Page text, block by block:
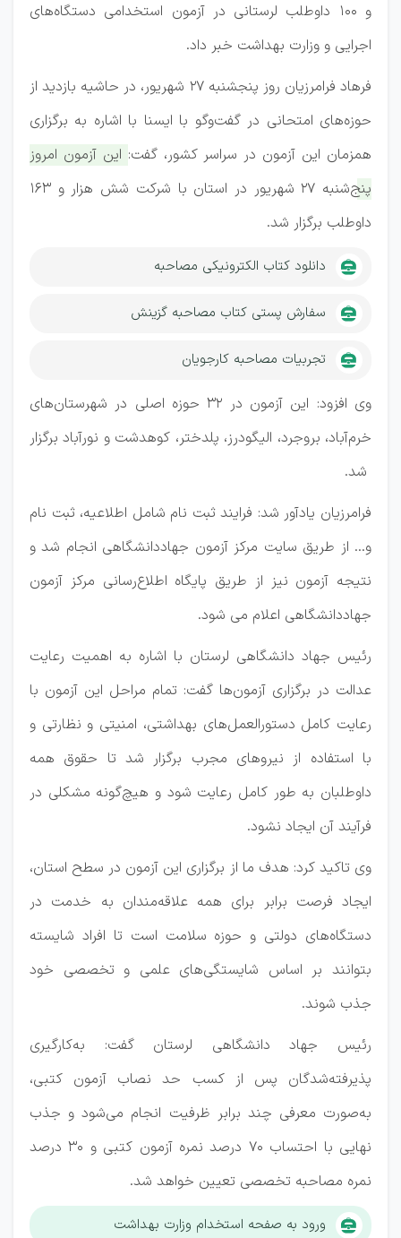
و ۱۰۰ داوطلب لرستانی در آزمون استخدامی دستگاه‌های
اجرایی و وزارت بهداشت خبر داد.
فرهاد فرامرزیان روز پنجشنبه ۲۷ شهریور، در حاشیه بازدید از
حوزه‌های امتحانی در گفت‌وگو با ایسنا با اشاره به برگزاری
همزمان این آزمون در سراسر کشور، گفت: این آزمون امروز
پنج‌شنبه ۲۷ شهریور در استان با شرکت شش هزار و ۱۶۳
داوطلب برگزار شد.
دانلود کتاب الکترونیکی مصاحبه
سفارش پستی کتاب مصاحبه گزینش
تجربیات مصاحبه کارجویان
وی افزود: این آزمون در ۳۲ حوزه اصلی در شهرستان‌های
خرم‌آباد، بروجرد، الیگودرز، پلدختر، کوهدشت و نورآباد برگزار
شد.
فرامرزیان یادآور شد: فرایند ثبت نام شامل اطلاعیه، ثبت نام
و... از طریق سایت مرکز آزمون جهاددانشگاهی انجام شد و
نتیجه آزمون نیز از طریق پایگاه اطلاع‌رسانی مرکز آزمون
جهاددانشگاهی اعلام می شود.
رئیس جهاد دانشگاهی لرستان با اشاره به اهمیت رعایت
عدالت در برگزاری آزمون‌ها گفت: تمام مراحل این آزمون با
رعایت کامل دستورالعمل‌های بهداشتی، امنیتی و نظارتی و
با استفاده از نیروهای مجرب برگزار شد تا حقوق همه
داوطلبان به طور کامل رعایت شود و هیچ‌گونه مشکلی در
فرآیند آن ایجاد نشود.
وی تاکید کرد: هدف ما از برگزاری این آزمون در سطح استان،
ایجاد فرصت برابر برای همه علاقه‌مندان به خدمت در
دستگاه‌های دولتی و حوزه سلامت است تا افراد شایسته
بتوانند بر اساس شایستگی‌های علمی و تخصصی خود
جذب شوند.
رئیس جهاد دانشگاهی لرستان گفت: به‌کارگیری
پذیرفته‌شدگان پس از کسب حد نصاب آزمون کتبی،
به‌صورت معرفی چند برابر ظرفیت انجام می‌شود و جذب
نهایی با احتساب ۷۰ درصد نمره آزمون کتبی و ۳۰ درصد
نمره مصاحبه تخصصی تعیین خواهد شد.
ورود به صفحه استخدام وزارت بهداشت